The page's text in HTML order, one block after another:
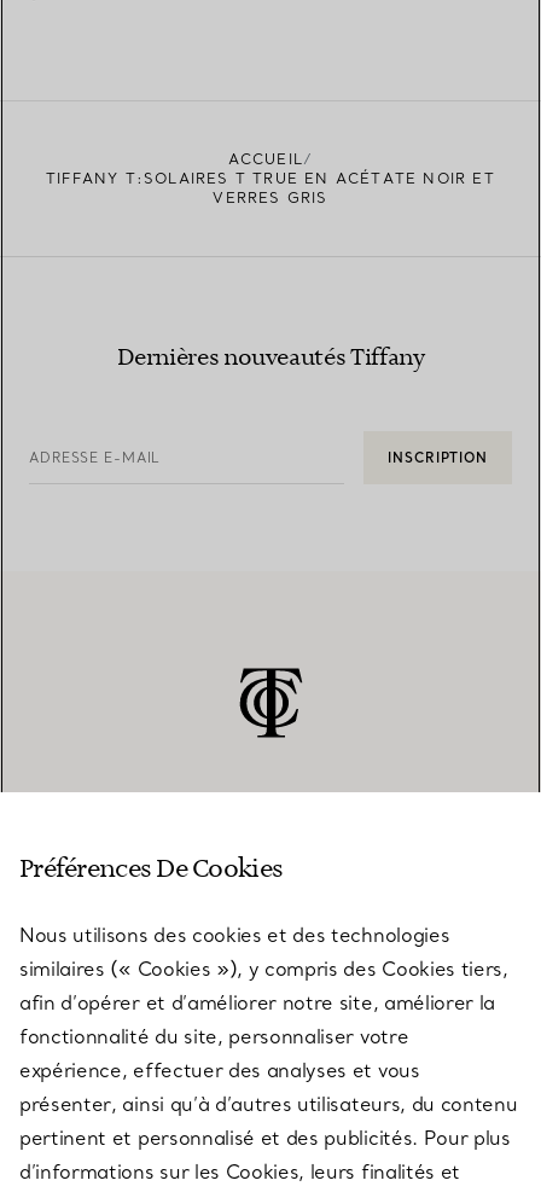
ACCUEIL
TIFFANY T:SOLAIRES T TRUE EN ACÉTATE NOIR ET
VERRES GRIS
Dernières nouveautés Tiffany
ADRESSE E-MAIL INSCRIPTION
SERVICES
À PROPOS
QUESTIONS LÉGALES
Préférences De Cookies
Nous utilisons des cookies et des technologies
similaires (« Cookies »), y compris des Cookies tiers,
afin d’opérer et d’améliorer notre site, améliorer la
fonctionnalité du site, personnaliser votre
expérience, effectuer des analyses et vous
présenter, ainsi qu’à d’autres utilisateurs, du contenu
pertinent et personnalisé et des publicités. Pour plus
d’informations sur les Cookies, leurs finalités et